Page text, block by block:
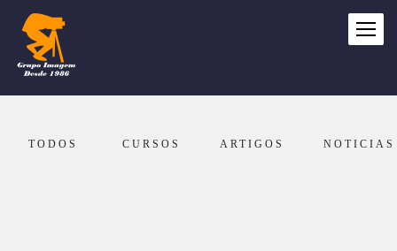
TODOS CURSOS ARTIGOS NOTICIAS